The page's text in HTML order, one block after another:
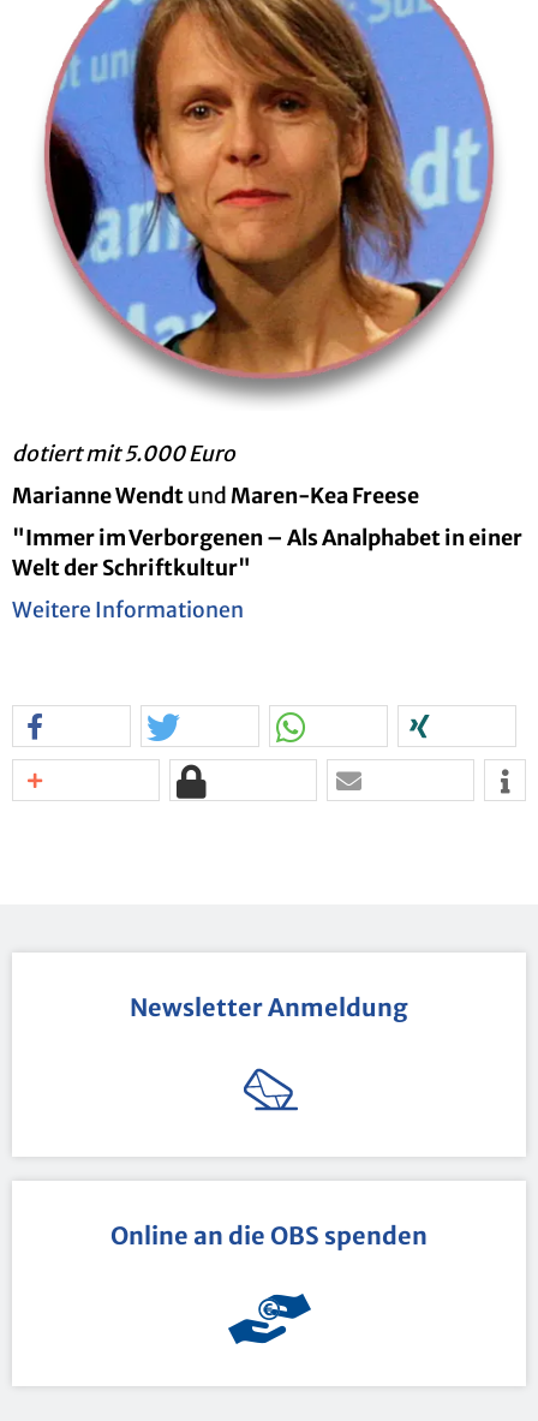
do­tiert mit 5.000 Euro
Ma­ri­an­ne Wendtund Maren-Kea Free­se
"Immer im Ver­bor­ge­nen – Als An­alpha­bet in einer
Welt der Schrift­kul­tur"
Wei­te­re In­for­ma­tio­nen
News­let­ter An­mel­dung
On­line an die OBS spen­den